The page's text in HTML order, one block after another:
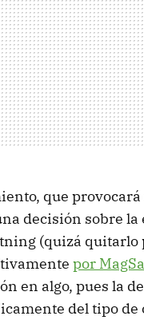
que
decisión sobre la
(quizá quitarlo
por
en algo, pues la
del tipo de